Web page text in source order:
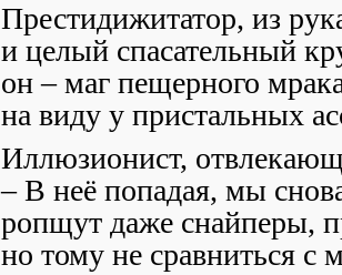
Престидижитатор, из
и целый спасательный
он – маг пещерного
на виду у пристальных
Иллюзионист,
–В неё попадая, мы
ропщут даже снайперы,
но тому не сравниться